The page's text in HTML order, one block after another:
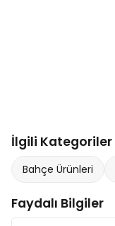
İlgili Kategoriler
Bahçe Ürünleri
Faydalı Bilgiler